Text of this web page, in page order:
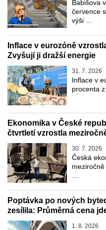
Babišova
července
výši …
Inflace v eurozóně
Zvyšují ji dražší energie
31. 7. 2026
Inflace v
procenta
Ekonomika v České
čtvrtletí vzrostla
30. 7. 2026
Česká
Poptávka po nových
zesílila: Průměrná cena
1. 8. 2026